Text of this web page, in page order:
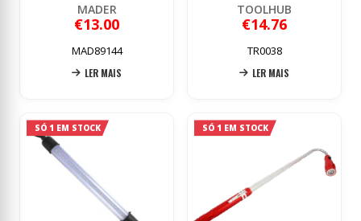
MADER
€13.00
MAD89144
LER MAIS
TOOLHUB
€14.76
TR0038
LER MAIS
SÓ 1 EM STOCK SÓ 1 EM STOCK